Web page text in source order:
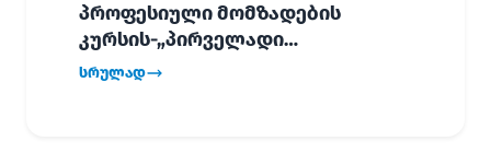
პროფესიული მომზადების
კურსის-„პირველადი
გადაუდებელი დახმარება“,
სრულად